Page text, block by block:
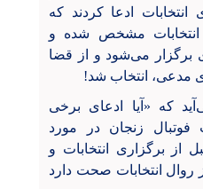
انتخابات ادعا کردند که
مشخص شده و
برگزار می‌شود و از قضا
مدعی، انتخاب شد!
که «آیا ادعای برخی
فوتبال زنجان در مورد
از برگزاری انتخابات و
روال انتخابات صحت دارد